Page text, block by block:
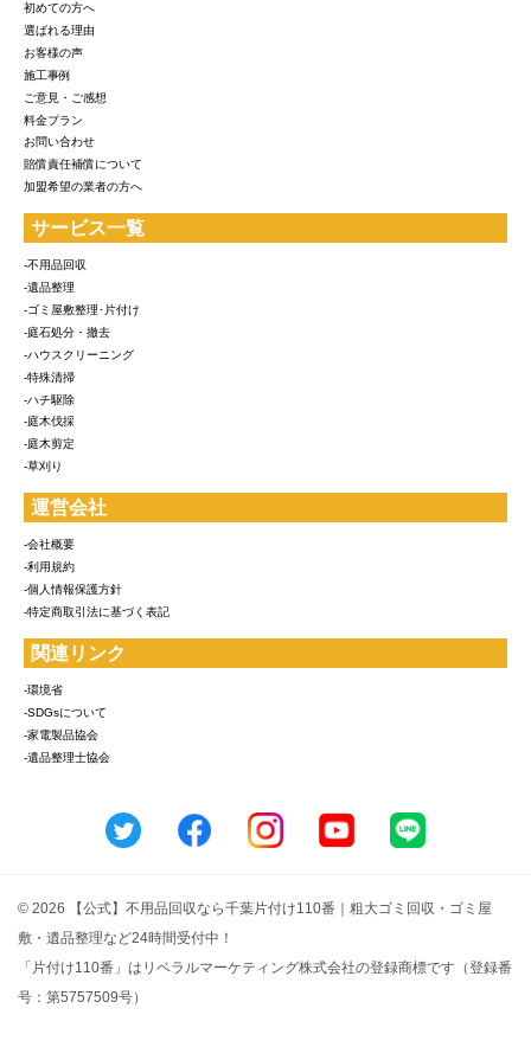
初めての方へ
選ばれる理由
お客様の声
施工事例
ご意見・ご感想
料金プラン
お問い合わせ
賠償責任補償について
加盟希望の業者の方へ
サービス一覧
-不用品回収
-遺品整理
-ゴミ屋敷整理･片付け
-庭石処分・撤去
-ハウスクリーニング
-特殊清掃
-ハチ駆除
-庭木伐採
-庭木剪定
-草刈り
運営会社
-会社概要
-利用規約
-個人情報保護方針
-特定商取引法に基づく表記
関連リンク
-環境省
-SDGsについて
-家電製品協会
-遺品整理士協会
© 2026 【公式】不用品回収なら千葉片付け110番｜粗大ゴミ回収・ゴミ屋
敷・遺品整理など24時間受付中！
「片付け110番」はリベラルマーケティング株式会社の登録商標です（登録番
号：第5757509号）